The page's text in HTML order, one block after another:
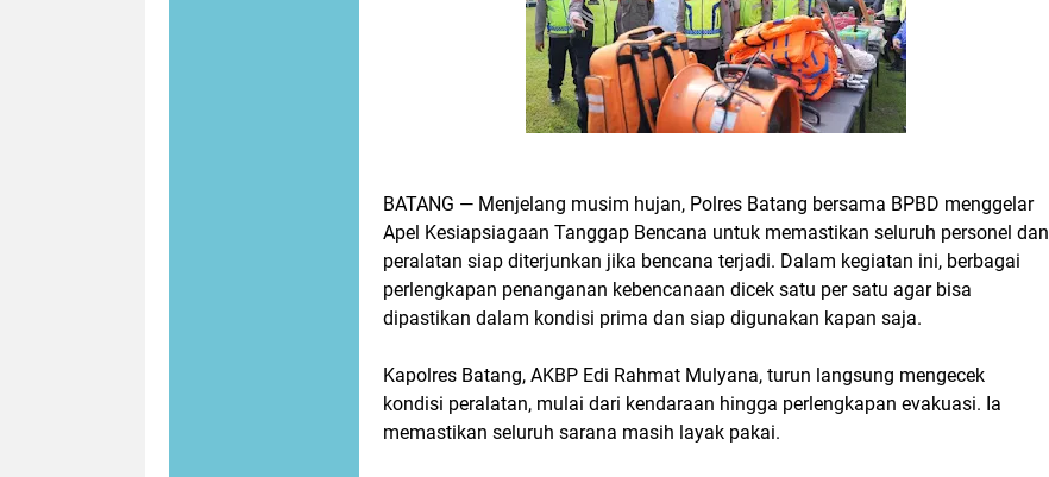
BATANG — Menjelang musim hujan, Polres Batang bersama BPBD menggelar
Apel Kesiapsiagaan Tanggap Bencana untuk memastikan seluruh personel dan
peralatan siap diterjunkan jika bencana terjadi. Dalam kegiatan ini, berbagai
perlengkapan penanganan kebencanaan dicek satu per satu agar bisa
dipastikan dalam kondisi prima dan siap digunakan kapan saja.
Kapolres Batang, AKBP Edi Rahmat Mulyana, turun langsung mengecek
kondisi peralatan, mulai dari kendaraan hingga perlengkapan evakuasi. Ia
memastikan seluruh sarana masih layak pakai.